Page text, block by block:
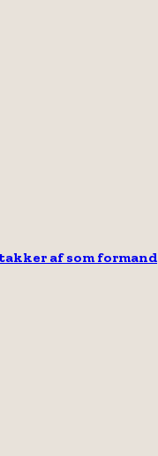
af som formand